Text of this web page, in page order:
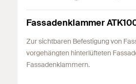
Fassadenklammer
Zur sichtbaren Befestigung von
vorgehängten hinterlüfteten
Fassadenklammern.